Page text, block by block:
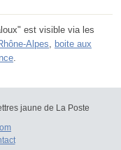
est visible via les
Alpes
boite aux
jaune de La Poste